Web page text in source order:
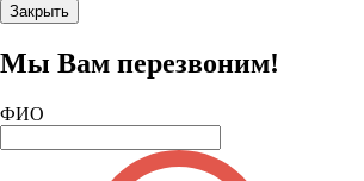
Закрыть
Мы Вам перезвоним!
ФИО